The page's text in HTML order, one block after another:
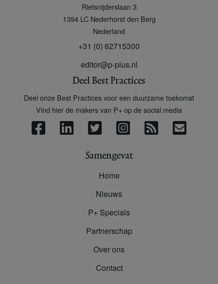
Rietsnijderslaan 3
1394 LC Nederhorst den Berg
Nederland
+31 (0) 62715300
editor@p-plus.nl
Deel Best Practices
Deel onze Best Practices voor een duurzame toekomst
Vind hier de makers van P+ op de social media
Samengevat
Home
Nieuws
P+ Specials
Partnerschap
Over ons
Contact